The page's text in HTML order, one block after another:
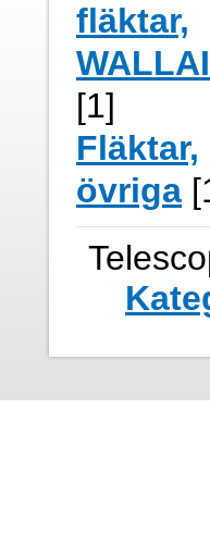
fläktar,
[1]
Fläktar,
övriga